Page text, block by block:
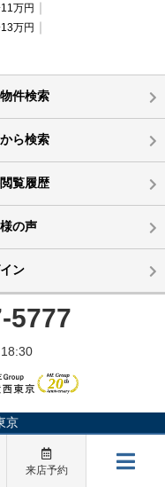
万円
万円
件検索
ら検索
覧履歴
の声
ン
5777
京
来店予約